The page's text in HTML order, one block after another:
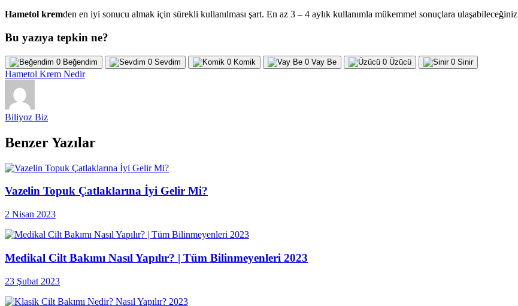
Hametol kremden en iyi sonucu almak için sürekli kullanılması şart. En az 3 – 4 aylık kullanımla mükemmel sonuçlara ulaşabileceğiniz
Bu yazıya tepkin ne?
0 Beğendim 0 Sevdim 0 Komik 0 Vay Be 0 Üzücü 0 Sinir
Hametol Krem Nedir
Biliyoz Biz
Benzer Yazılar
Vazelin Topuk Çatlaklarına İyi Gelir Mi?
2 Nisan 2023
Medikal Cilt Bakımı Nasıl Yapılır? | Tüm Bilinmeyenleri 2023
23 Şubat 2023